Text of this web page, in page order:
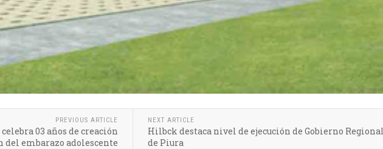
PREVIOUS ARTICLE
03 años de creación
del embarazo adolescente
NEXT ARTICLE
Hilbck destaca nivel de ejecución de Gobierno Regional
de Piura